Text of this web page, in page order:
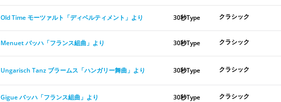
Old Time モーツァルト「ディベルティメント」より 30秒Type クラシック
Menuet バッハ「フランス組曲」より 30秒Type クラシック
Ungarisch Tanz ブラームス「ハンガリー舞曲」より 30秒Type クラシック
Gigue バッハ「フランス組曲」より 30秒Type クラシック